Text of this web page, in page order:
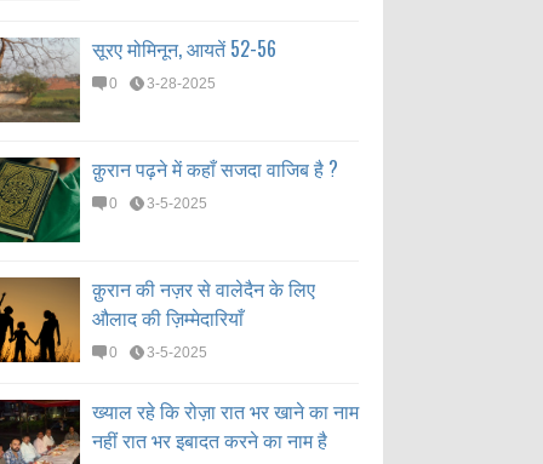
सूरए मोमिनून, आयतें 52-56
0 3-28-2025
क़ुरान पढ़ने में कहाँ सजदा वाजिब है ?
0 3-5-2025
क़ुरान की नज़र से वालेदैन के लिए
औलाद की ज़िम्मेदारियाँ
0 3-5-2025
ख्याल रहे कि रोज़ा रात भर खाने का नाम
नहीं रात भर इबादत करने का नाम है